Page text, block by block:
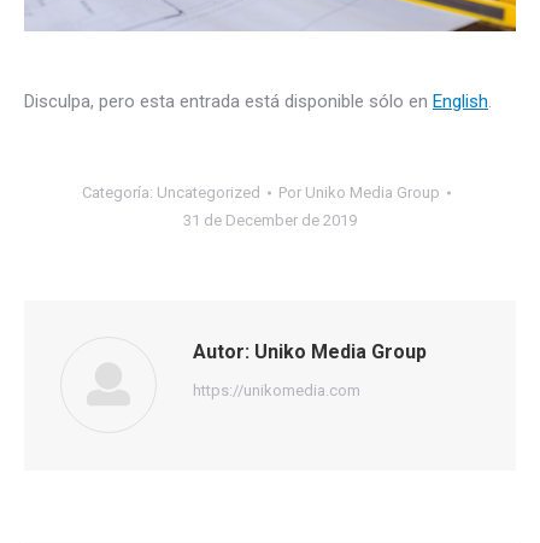
Disculpa, pero esta entrada está disponible sólo en English.
Categoría: Uncategorized Por Uniko Media Group
31 de December de 2019
Autor: Uniko Media Group
https://unikomedia.com